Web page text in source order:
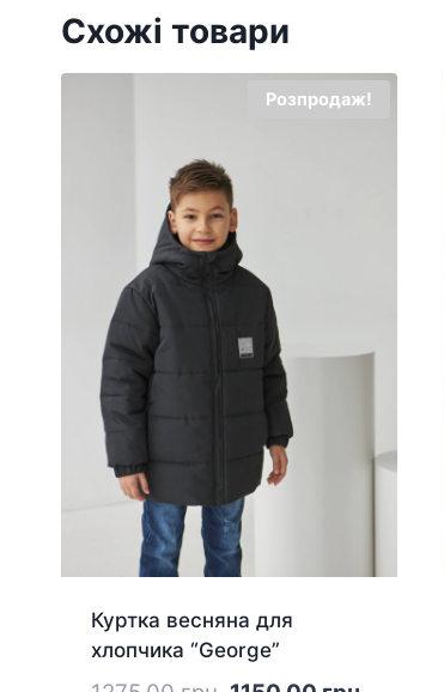
Схожі товари
Розпродаж!
Куртка весняна для
хлопчика “George”